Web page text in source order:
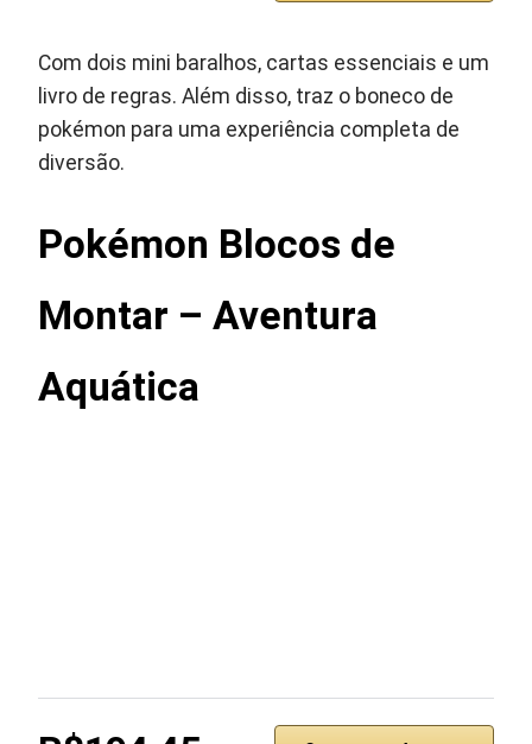
Com dois mini baralhos, cartas essenciais e um
livro de regras. Além disso, traz o boneco de
pokémon para uma experiência completa de
diversão.
Pokémon Blocos de
Montar – Aventura
Aquática